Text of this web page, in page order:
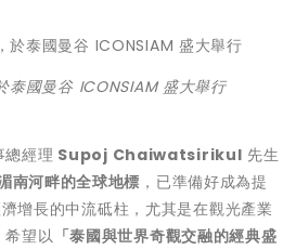
泰國曼谷 ICONSIAM 盛大舉行
總經理 Supoj Chaiwatsirikul 先生
南河畔的全球地標 ，已準備好成為提
增長的中流砥柱，尤其是在觀光產業
希望以 「泰國與世界奇觀交融的經典盛